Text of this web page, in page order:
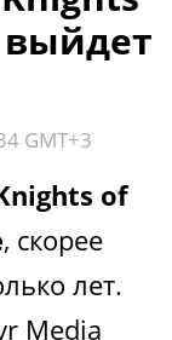
выйдет
GMT+3
of
, скорее
лет.
Media